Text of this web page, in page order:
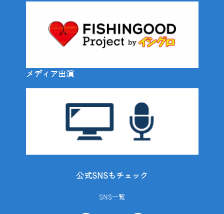
メディア出演
公式SNSもチェック
SNS一覧